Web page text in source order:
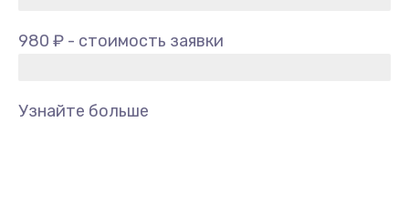
980 ₽ - стоимость заявки
Узнайте больше